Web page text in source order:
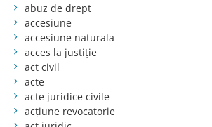
abuz de drept
accesiune
accesiune naturala
acces la justiție
act civil
acte
acte juridice civile
acțiune revocatorie